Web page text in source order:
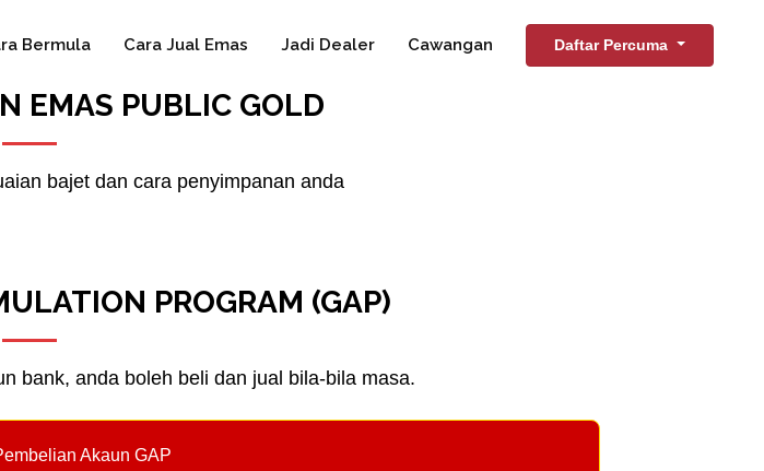
Bermula Cara Jual Emas Jadi Dealer Cawangan Daftar Percuma
EMAS PUBLIC GOLD
bajet dan cara penyimpanan anda
PROGRAM (GAP)
bank, anda boleh beli dan jual bila-bila masa.
Akaun GAP